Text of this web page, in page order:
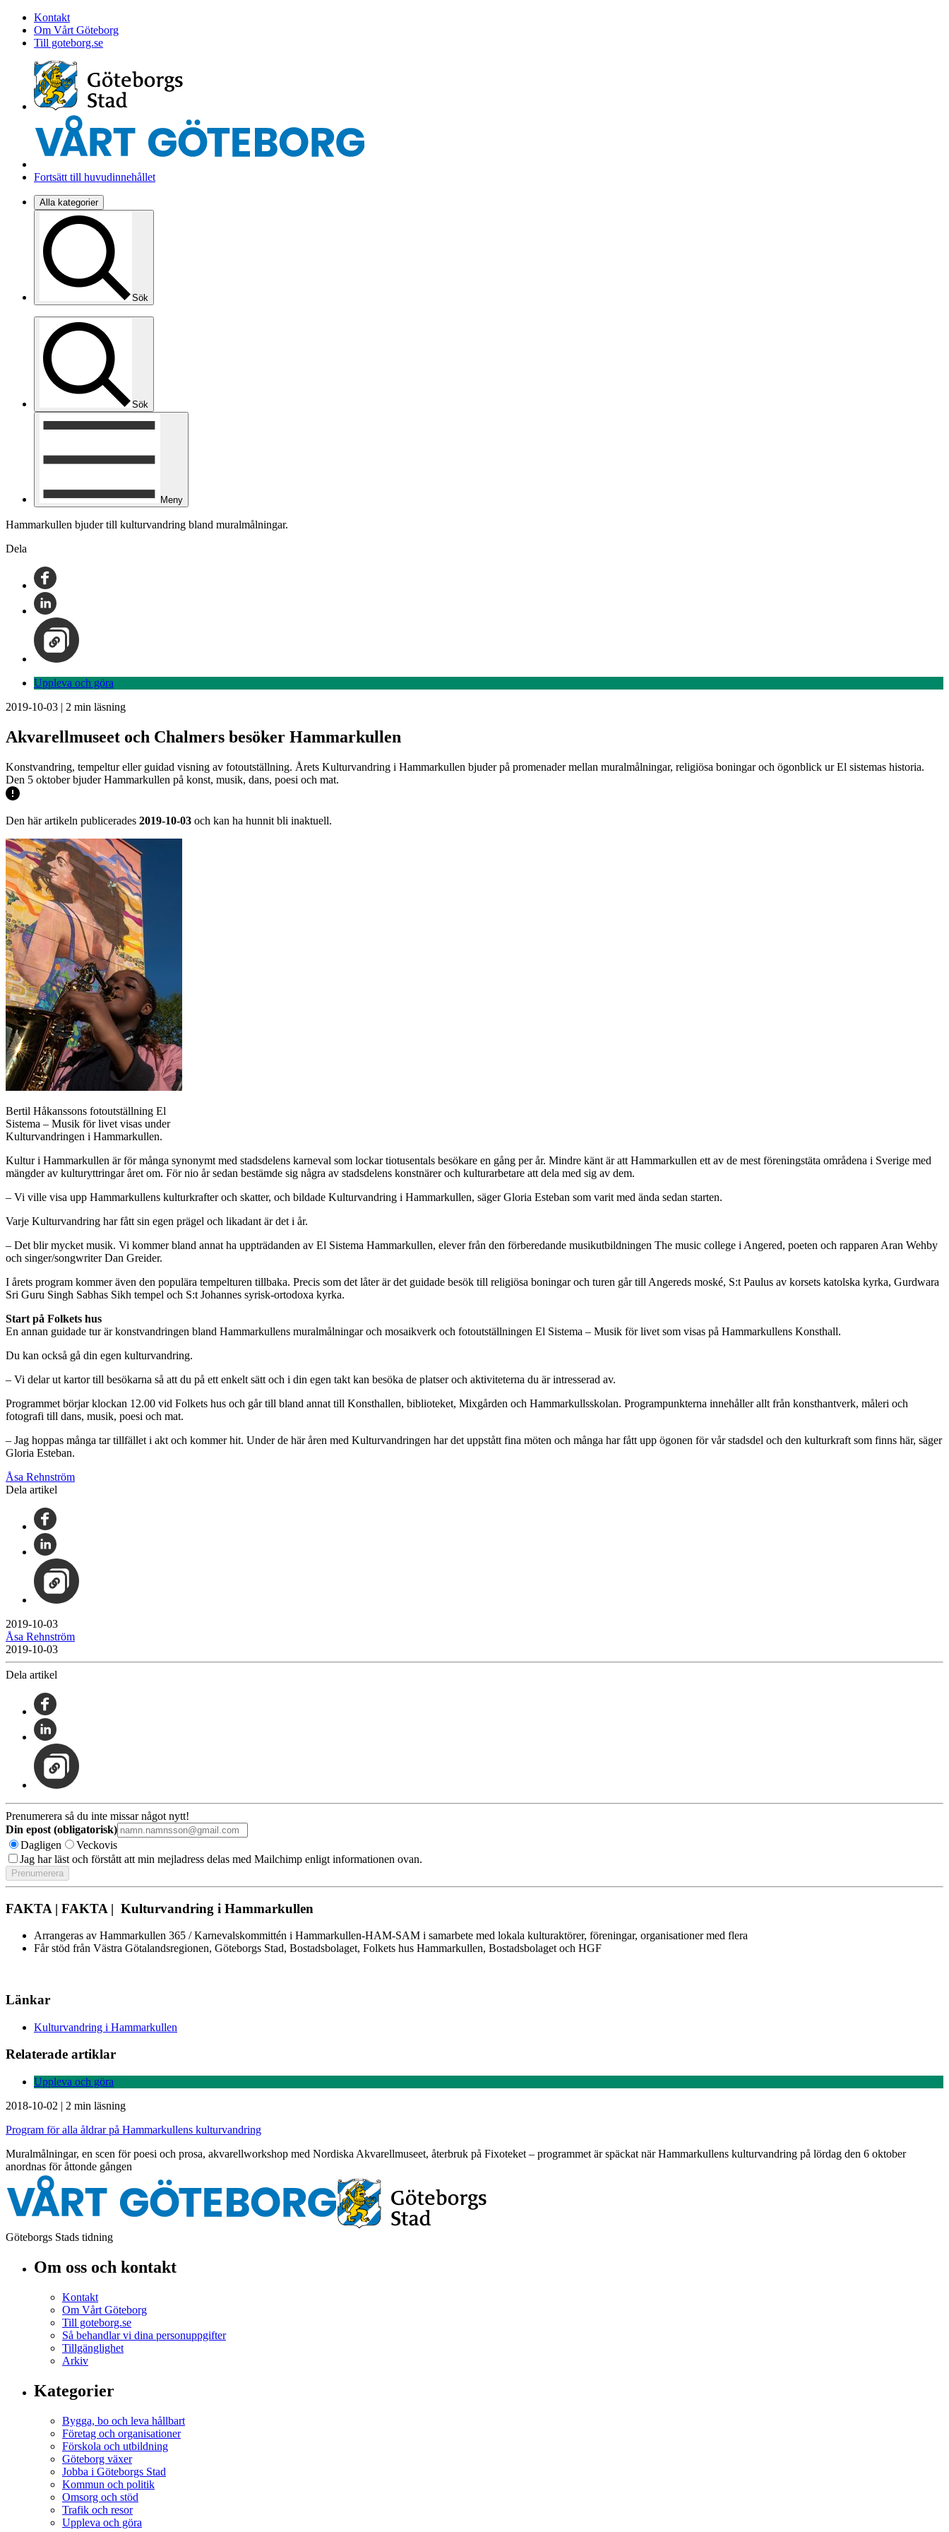
Kontakt
Om Vårt Göteborg
Till goteborg.se
Fortsätt till huvudinnehållet
Alla kategorier
Sök
Sök
Meny
Hammarkullen bjuder till kulturvandring bland muralmålningar.
Dela
Uppleva och göra
2019-10-03 | 2 min läsning
Akvarellmuseet och Chalmers besöker Hammarkullen
Konstvandring, tempeltur eller guidad visning av fotoutställning. Årets Kulturvandring i Hammarkullen bjuder på promenader mellan muralmålningar, religiösa boningar och ögonblick ur El sistemas historia.
Den 5 oktober bjuder Hammarkullen på konst, musik, dans, poesi och mat.
Den här artikeln publicerades 2019-10-03 och kan ha hunnit bli inaktuell.
Bertil Håkanssons fotoutställning El
Sistema – Musik för livet visas under
Kulturvandringen i Hammarkullen.
Kultur i Hammarkullen är för många synonymt med stadsdelens karneval som lockar tiotusentals besökare en gång per år. Mindre känt är att Hammarkullen ett av de mest föreningstäta områdena i Sverige med
mängder av kulturyttringar året om. För nio år sedan bestämde sig några av stadsdelens konstnärer och kulturarbetare att dela med sig av dem.
– Vi ville visa upp Hammarkullens kulturkrafter och skatter, och bildade Kulturvandring i Hammarkullen, säger Gloria Esteban som varit med ända sedan starten.
Varje Kulturvandring har fått sin egen prägel och likadant är det i år.
– Det blir mycket musik. Vi kommer bland annat ha uppträdanden av El Sistema Hammarkullen, elever från den förberedande musikutbildningen The music college i Angered, poeten och rapparen Aran Wehby
och singer/songwriter Dan Greider.
I årets program kommer även den populära tempelturen tillbaka. Precis som det låter är det guidade besök till religiösa boningar och turen går till Angereds moské, S:t Paulus av korsets katolska kyrka, Gurdwara
Sri Guru Singh Sabhas Sikh tempel och S:t Johannes syrisk-ortodoxa kyrka.
Start på Folkets hus
En annan guidade tur är konstvandringen bland Hammarkullens muralmålningar och mosaikverk och fotoutställningen El Sistema – Musik för livet som visas på Hammarkullens Konsthall.
Du kan också gå din egen kulturvandring.
– Vi delar ut kartor till besökarna så att du på ett enkelt sätt och i din egen takt kan besöka de platser och aktiviteterna du är intresserad av.
​Programmet börjar klockan 12.00 vid Folkets hus och går till bland annat till Konsthallen, biblioteket, Mixgården och Hammarkullsskolan. Programpunkterna innehåller allt från konsthantverk, måleri och
fotografi till dans, musik, poesi och mat.
– Jag hoppas många tar tillfället i akt och kommer hit. Under de här åren med Kulturvandringen har det uppstått fina möten och många har fått upp ögonen för vår stadsdel och den kulturkraft som finns här, säger
Gloria Esteban.
Åsa Rehnström
Dela artikel
2019-10-03
Åsa Rehnström
2019-10-03
Dela artikel
Prenumerera så du inte missar något nytt!
Din epost (obligatorisk)
Dagligen
Veckovis
Jag har läst och förstått att min mejladress delas med Mailchimp enligt informationen ovan.
FAKTA | FAKTA | Kulturvandring i Hammarkullen
Arrangeras av Hammarkullen 365 / Karnevalskommittén i Hammarkullen-HAM-SAM i samarbete med lokala kulturaktörer, föreningar, organisationer med flera
Får stöd från Västra Götalandsregionen, Göteborgs Stad, Bostadsbolaget, Folkets hus Hammarkullen, Bostadsbolaget och HGF
Länkar
Kulturvandring i Hammarkullen
Relaterade artiklar
Uppleva och göra
2018-10-02 | 2 min läsning
Program för alla åldrar på Hammarkullens kulturvandring
Muralmålningar, en scen för poesi och prosa, akvarellworkshop med Nordiska Akvarellmuseet, återbruk på Fixoteket – programmet är späckat när Hammarkullens kulturvandring på lördag den 6 oktober
anordnas för åttonde gången
Göteborgs Stads tidning
Om oss och kontakt
Kontakt
Om Vårt Göteborg
Till goteborg.se
Så behandlar vi dina personuppgifter
Tillgänglighet
Arkiv
Kategorier
Bygga, bo och leva hållbart
Företag och organisationer
Förskola och utbildning
Göteborg växer
Jobba i Göteborgs Stad
Kommun och politik
Omsorg och stöd
Trafik och resor
Uppleva och göra